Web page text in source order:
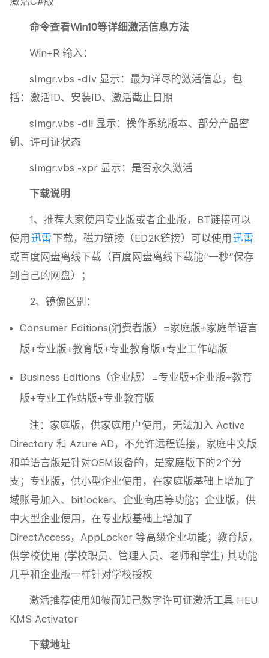
命令查看Win10等详细激活信息方法
Win+R 输入：
slmgr.vbs -dlv 显示：最为详尽的激活信息，包
括：激活ID、安装ID、激活截止日期
slmgr.vbs -dli 显示：操作系统版本、部分产品密
钥、许可证状态
slmgr.vbs -xpr 显示：是否永久激活
下载说明
1、推荐大家使用专业版或者企业版，BT链接可以
使用 迅雷 下载，磁力链接（ED2K链接）可以使用 迅雷
或百度网盘离线下载（百度网盘离线下载能“一秒”保存
到自己的网盘）；
2、镜像区别：
Consumer Editions(消费者版）=家庭版+家庭单语言
版+专业版+教育版+专业教育版+专业工作站版
Business Editions（企业版）=专业版+企业版+教育
版+专业工作站版+专业教育版
注：家庭版，供家庭用户使用，无法加入 Active
Directory 和 Azure AD，不允许远程链接，家庭中文版
和单语言版是针对OEM设备的，是家庭版下的2个分
支；专业版，供小型企业使用，在家庭版基础上增加了
域账号加入、bitlocker、企业商店等功能；企业版，供
中大型企业使用，在专业版基础上增加了
DirectAccess，AppLocker 等高级企业功能；教育版，
供学校使用 (学校职员、管理人员、老师和学生) 其功能
几乎和企业版一样针对学校授权
激活推荐使用知彼而知己数字许可证激活工具 HEU
KMS Activator
下载地址